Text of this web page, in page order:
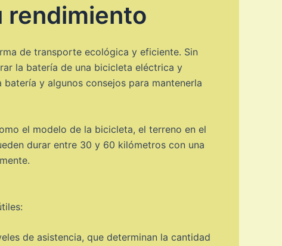
rendimiento
de transporte ecológica y eficiente. Sin
la batería de una bicicleta eléctrica y
y algunos consejos para mantenerla
el modelo de la bicicleta, el terreno en el
durar entre 30 y 60 kilómetros con una
de asistencia, que determinan la cantidad